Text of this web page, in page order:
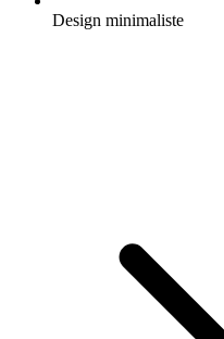
Design minimaliste